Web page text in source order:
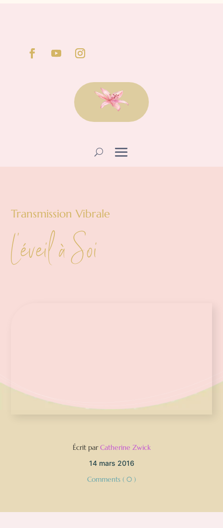
Transmission Vibrale
L’éveil à Soi
Écrit parCatherine Zwick
14 mars 2016
Comments ( 0 )